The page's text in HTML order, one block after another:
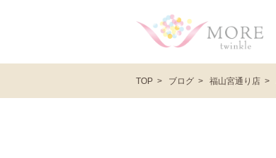
TOP ブログ 福山宮通り店